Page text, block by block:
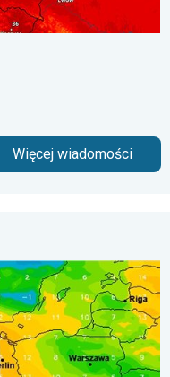
Więcej wiadomości
Efekt punktu